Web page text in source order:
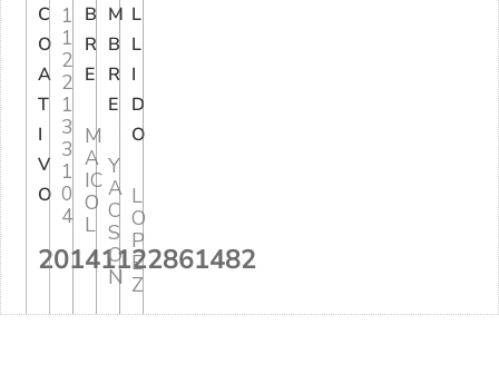
C
O
A
T
I
V
O
20141122861482
1
1
2
2
1
3
3
1
0
4
B
R
E
M
A
IC
O
L
M
B
R
E
Y
A
C
S
O
N
L
L
I
D
O
L
O
P
E
Z